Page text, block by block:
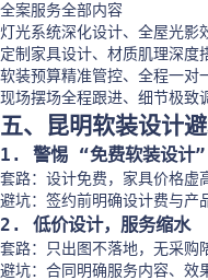
全案服务全部内容
灯光系统深化设计、全屋光影
定制家具设计、材质肌理深度
软装预算精准管控、全程一对
现场摆场全程跟进、细节极致
五、昆明软装设计
1. 警惕 “免费软装设计
套路：设计免费，家具价格虚
避坑：签约前明确设计费与产
2. 低价设计，服务缩水
套路：只出图不落地，无采购
避坑：合同明确服务内容、效